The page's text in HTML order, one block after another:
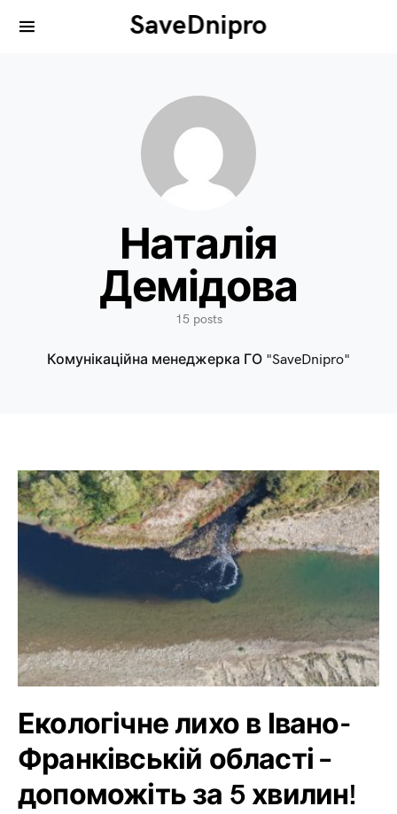
SaveDnipro
Search for:
Наталія
Демідова
15 posts
Комунікаційна менеджерка ГО "SaveDnipro"
Екологічне лихо в Івано-
Франківській області –
допоможіть за 5 хвилин!